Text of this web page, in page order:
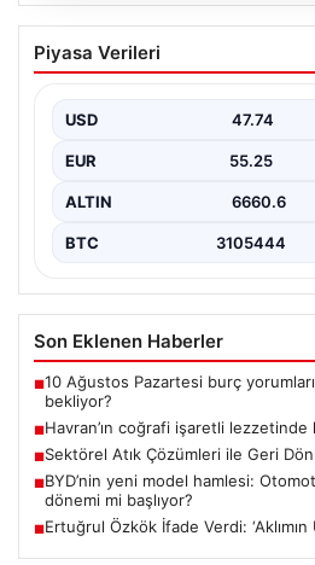
Havran’ın coğrafi
hasat başladı
Hasat Sezonu Başladı”,
Piyasa Verileri
USD 47.74
EUR 55.25
ALTIN 6660.6
BTC 3105444
Son Eklenen Haberler
■10 Ağustos Pazartesi burç
bekliyor?
■Havran’ın coğrafi işaretli lezzetinde
■Sektörel Atık Çözümleri ile Geri
■BYD’nin yeni model hamlesi:
dönemi mi başlıyor?
■Ertuğrul Özkök İfade Verdi: